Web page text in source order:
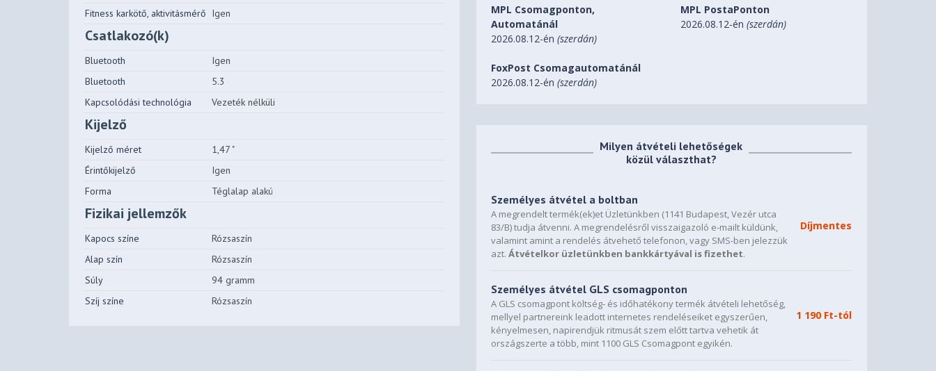
Fitness karkötő, aktivitásmérő Igen
Csatlakozó(k)
Bluetooth
Igen
Bluetooth
5.3
Kapcsolódási technológia
Vezeték nélküli
Kijelző
Kijelző méret
1,47 "
Érintőkijelző
Igen
Forma
Téglalap alakú
Fizikai jellemzők
Kapocs színe
Rózsaszín
Alap szín
Rózsaszín
Súly
94 gramm
Szíj színe
Rózsaszín
MPL Csomagponton,
Automatánál
2026.08.12-én(szerdán)
MPL PostaPonton
2026.08.12-én (szerdán)
FoxPost Csomagautomatánál
2026.08.12-én(szerdán)
Milyen átvételi lehetőségek
közül választhat?
Személyes átvétel a boltban
A megrendelt termék(ek)et Üzletünkben (1141 Budapest, Vezér utca
83/B) tudja átvenni. A megrendelésről visszaigazoló e-mailt küldünk,
valamint amint a rendelés átvehető telefonon, vagy SMS-ben jelezzük
azt.Átvételkor üzletünkben bankkártyával is fizethet.
Díjmentes
Személyes átvétel GLS csomagponton
A GLS csomagpont költség- és időhatékony termék átvételi lehetőség,
mellyel partnereink leadott internetes rendeléseiket egyszerűen,
kényelmesen, napirendjük ritmusát szem előtt tartva vehetik át
országszerte a több, mint 1100 GLS Csomagpont egyikén.
1 190 Ft-tól